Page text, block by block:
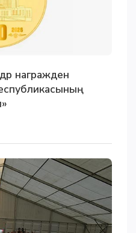
награжден